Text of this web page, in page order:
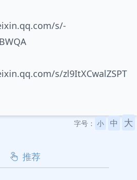
s/-
s/zl9ItXCwalZSPT
字号： 小 中 大
推荐